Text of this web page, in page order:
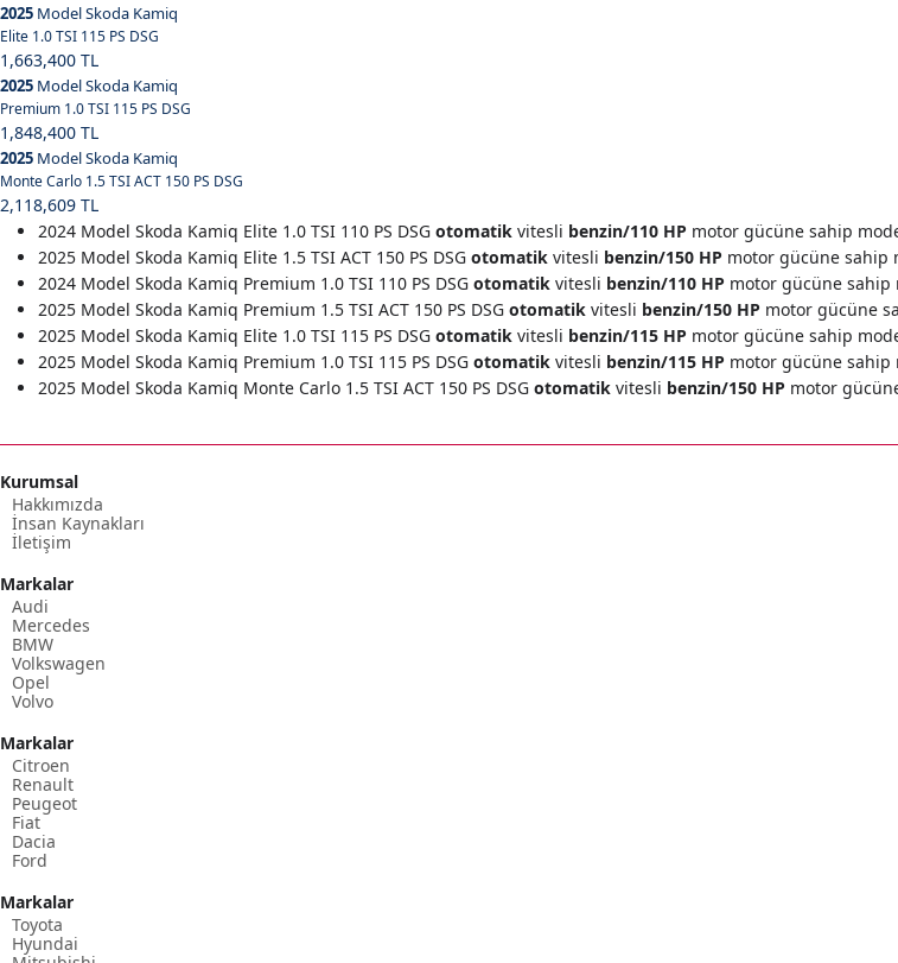
2025 Model Skoda Kamiq
Elite 1.0 TSI 115 PS DSG
1,663,400 TL
2025 Model Skoda Kamiq
Premium 1.0 TSI 115 PS DSG
1,848,400 TL
2025 Model Skoda Kamiq
Monte Carlo 1.5 TSI ACT 150 PS DSG
2,118,609 TL
2024 Model Skoda Kamiq Elite 1.0 TSI 110 PS DSG otomatik vitesli benzin/110 HP motor gücüne sahip
2025 Model Skoda Kamiq Elite 1.5 TSI ACT 150 PS DSG otomatik vitesli benzin/150 HP motor gücüne sahip
2024 Model Skoda Kamiq Premium 1.0 TSI 110 PS DSG otomatik vitesli benzin/110 HP motor gücüne sahip
2025 Model Skoda Kamiq Premium 1.5 TSI ACT 150 PS DSG otomatik vitesli benzin/150 HP motor gücüne
2025 Model Skoda Kamiq Elite 1.0 TSI 115 PS DSG otomatik vitesli benzin/115 HP motor gücüne sahip
2025 Model Skoda Kamiq Premium 1.0 TSI 115 PS DSG otomatik vitesli benzin/115 HP motor gücüne sahip
2025 Model Skoda Kamiq Monte Carlo 1.5 TSI ACT 150 PS DSG otomatik vitesli benzin/150 HP motor
Kurumsal
Hakkımızda
İnsan Kaynakları
İletişim
Markalar
Audi
Mercedes
BMW
Volkswagen
Opel
Volvo
Markalar
Citroen
Renault
Peugeot
Fiat
Dacia
Ford
Markalar
Toyota
Hyundai